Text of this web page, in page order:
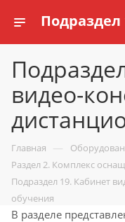
видео-
Главная —
Раздел 2. Комплекс
Подраздел 19. Кабинет
обучения
В разделе